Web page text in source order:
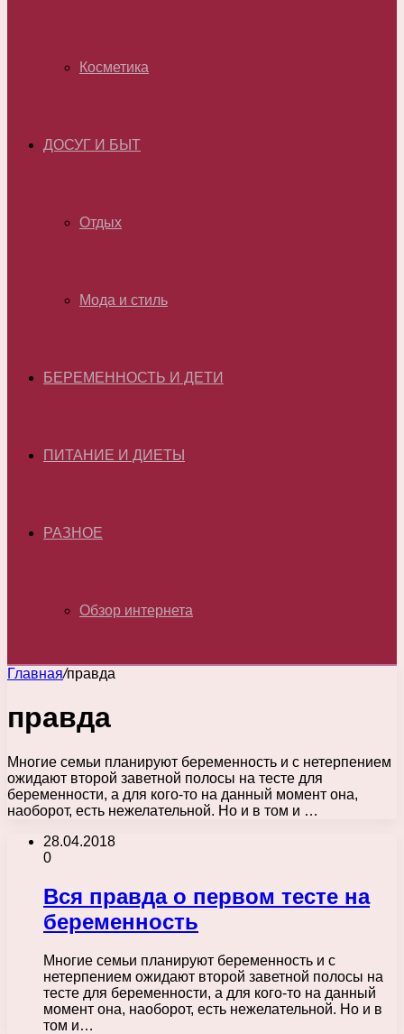
Косметика
ДОСУГ И БЫТ
Отдых
Мода и стиль
БЕРЕМЕННОСТЬ И ДЕТИ
ПИТАНИЕ И ДИЕТЫ
РАЗНОЕ
Обзор интернета
Главная/правда
правда
Многие семьи планируют беременность и с нетерпением
ожидают второй заветной полосы на тесте для
беременности, а для кого-то на данный момент она,
наоборот, есть нежелательной. Но и в том и …
28.04.2018
0
Вся правда о первом тесте на
беременность
Многие семьи планируют беременность и с
нетерпением ожидают второй заветной полосы на
тесте для беременности, а для кого-то на данный
момент она, наоборот, есть нежелательной. Но и в
том и…